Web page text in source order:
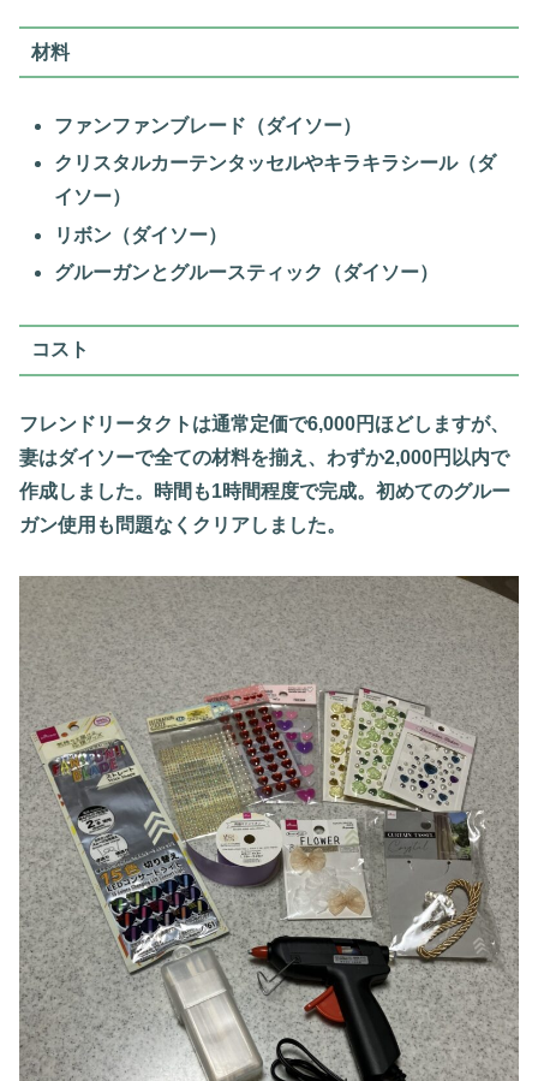
材料
ファンファンブレード（ダイソー）
クリスタルカーテンタッセルやキラキラシール（ダ
イソー）
リボン（ダイソー）
グルーガンとグルースティック（ダイソー）
コスト
フレンドリータクトは通常定価で6,000円ほどしますが、
妻はダイソーで全ての材料を揃え、わずか2,000円以内で
作成しました。時間も1時間程度で完成。初めてのグルー
ガン使用も問題なくクリアしました。